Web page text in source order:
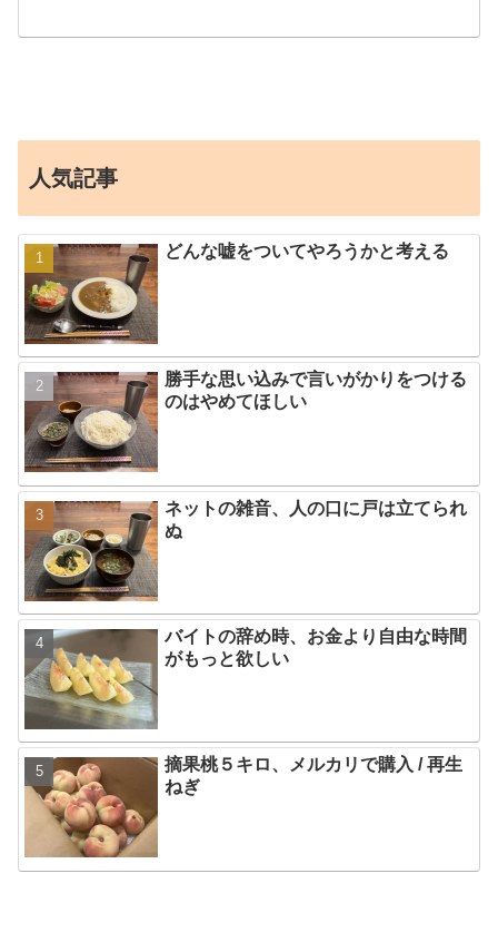
人気記事
どんな嘘をついてやろうかと考える
勝手な思い込みで言いがかりをつける
のはやめてほしい
ネットの雑音、人の口に戸は立てられ
ぬ
バイトの辞め時、お金より自由な時間
がもっと欲しい
摘果桃５キロ、メルカリで購入 / 再生
ねぎ